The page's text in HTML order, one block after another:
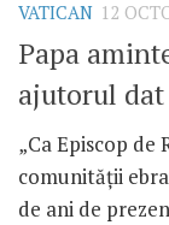
VATICAN 12
Papa
ajutorul
„Ca Episcop
comunităţii
de ani de